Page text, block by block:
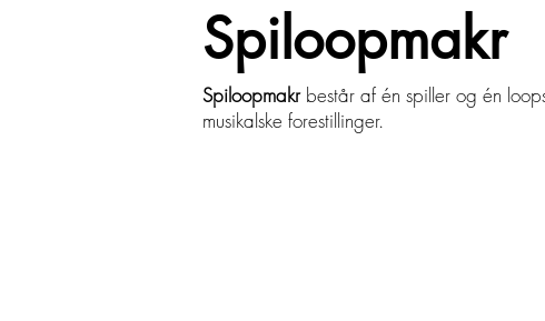
Spiloopmakr
Spiloopmakrbestår af én spiller og én
musikalske forestillinger.